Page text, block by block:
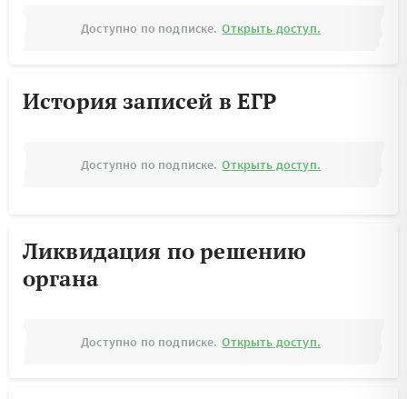
Доступно по подписке. Открыть доступ.
История записей в ЕГР
Доступно по подписке. Открыть доступ.
Ликвидация по решению
органа
Доступно по подписке. Открыть доступ.